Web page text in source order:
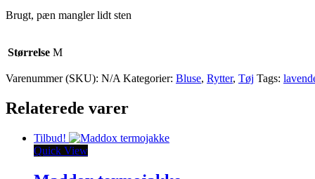
Brugt, pæn mangler lidt sten
Størrelse M
Varenummer (SKU): N/A Kategorier: Bluse, Rytter, Tøj Tags:
Relaterede varer
Tilbud!
Quick View